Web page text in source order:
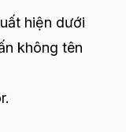
hiện dưới
không tên